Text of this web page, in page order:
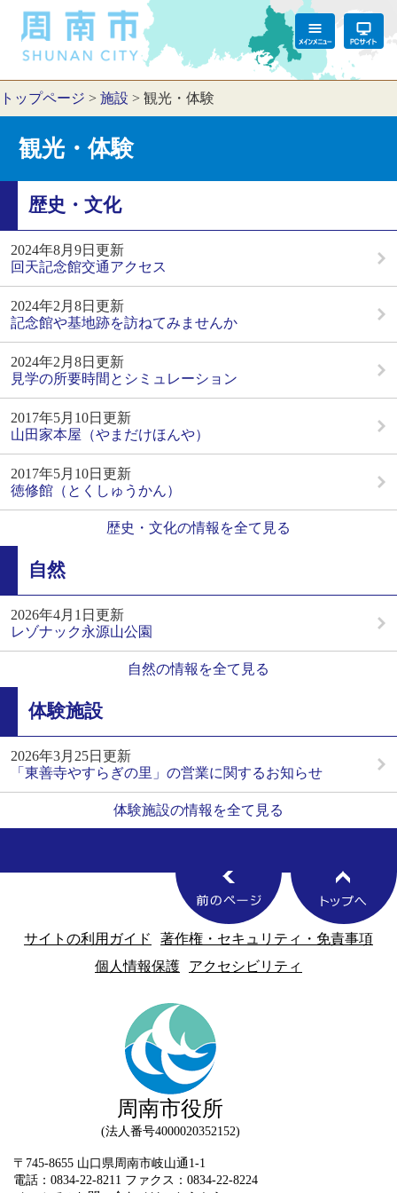
トップページ > 施設 > 観光・体験
観光・体験
歴史・文化
2024年8月9日更新
回天記念館交通アクセス
2024年2月8日更新
記念館や基地跡を訪ねてみませんか
2024年2月8日更新
見学の所要時間とシミュレーション
2017年5月10日更新
山田家本屋（やまだけほんや）
2017年5月10日更新
徳修館（とくしゅうかん）
歴史・文化の情報を全て見る
自然
2026年4月1日更新
レゾナック永源山公園
自然の情報を全て見る
体験施設
2026年3月25日更新
「東善寺やすらぎの里」の営業に関するお知らせ
体験施設の情報を全て見る
サイトの利用ガイド
著作権・セキュリティ・免責事項
個人情報保護
アクセシビリティ
周南市役所
法人番号4000020352152
〒745-8655 山口県周南市岐山通1-1
電話：0834-22-8211 ファクス：0834-22-8224